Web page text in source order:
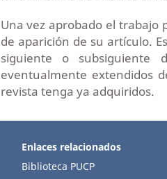
Una vez aprobado el trabajo
de aparición de su artículo.
siguiente o subsiguiente
eventualmente extendidos
revista tenga ya adquiridos.
Enlaces relacionados
Biblioteca PUCP